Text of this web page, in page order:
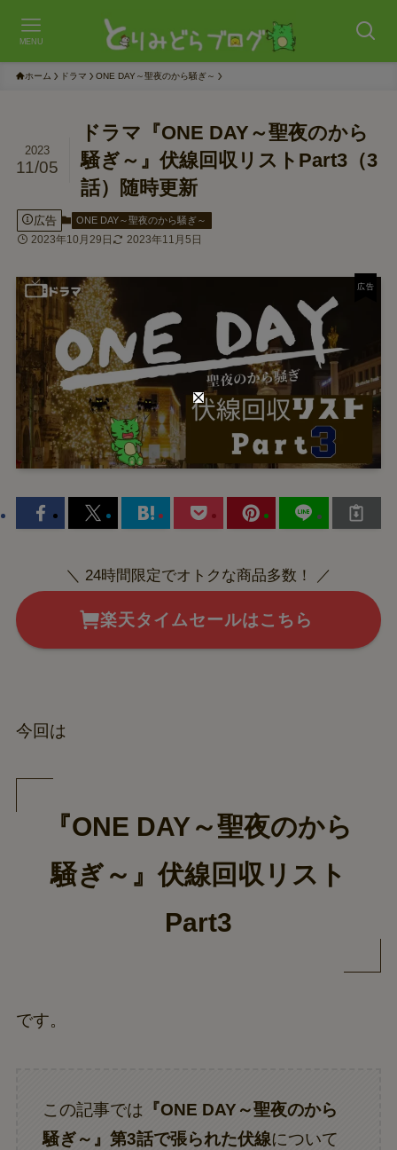
MENU
ホーム ドラマ ONE DAY～聖夜のから騒ぎ～
ドラマ『ONE DAY～聖夜のから
騒ぎ～』伏線回収リストPart3（3
話）随時更新
2023
11/05
広告 ONE DAY～聖夜のから騒ぎ～
2023年10月29日 2023年11月5日
＼ 24時間限定でオトクな商品多数！ ／
楽天タイムセールはこちら
今回は
『ONE DAY～聖夜のから
騒ぎ～』伏線回収リスト
Part3
です。
この記事では
『ONE DAY～聖夜のから
騒ぎ～』第3話で張られた伏線について